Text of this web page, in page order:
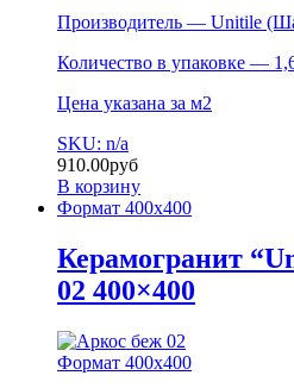
Производитель — Unitile
Количество в упаковке —
Цена указана за м2
SKU: n/a
910.00руб
В корзину
Формат 400х400
Керамогранит
02 400×400
Формат 400х400